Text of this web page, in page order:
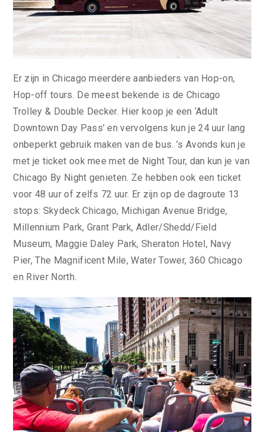
Er zijn in Chicago meerdere aanbieders van Hop-on,
Hop-off tours. De meest bekende is de Chicago
Trolley & Double Decker. Hier koop je een ‘Adult
Downtown Day Pass’ en vervolgens kun je 24 uur lang
onbeperkt gebruik maken van de bus. ’s Avonds kun je
met je ticket ook mee met de Night Tour, dan kun je van
Chicago By Night genieten. Ze hebben ook een ticket
voor 48 uur of zelfs 72 uur. Er zijn op de dagroute 13
stops: Skydeck Chicago, Michigan Avenue Bridge,
Millennium Park, Grant Park, Adler/Shedd/Field
Museum, Maggie Daley Park, Sheraton Hotel, Navy
Pier, The Magnificent Mile, Water Tower, 360 Chicago
en River North.